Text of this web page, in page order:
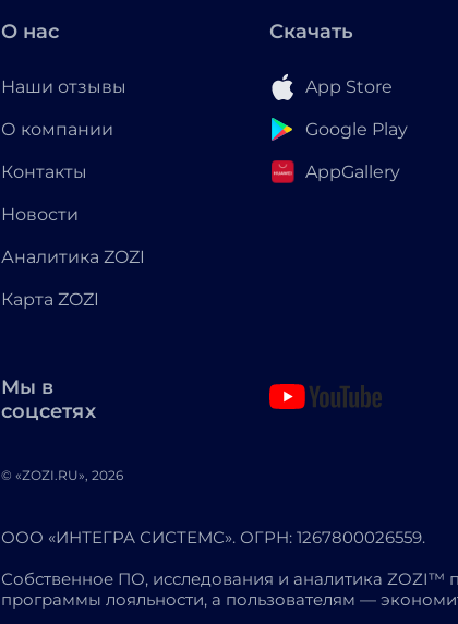
О нас
Наши отзывы
О компании
Контакты
Новости
Аналитика ZOZI
Карта ZOZI
Скачать
App Store
Google Play
AppGallery
Мы в
соцсетях
© «ZOZI.RU», 2026
ООО «ИНТЕГРА СИСТЕМС». ОГРН: 1267800026559.
Собственное ПО, исследования и аналитика ZOZI™
программы лояльности, а пользователям —